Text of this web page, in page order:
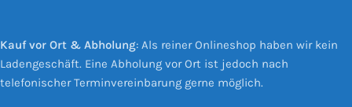
Kauf vor Ort & Abholung: Als reiner Onlineshop haben wir kein
Ladengeschäft. Eine Abholung vor Ort ist jedoch nach
telefonischer Terminvereinbarung gerne möglich.